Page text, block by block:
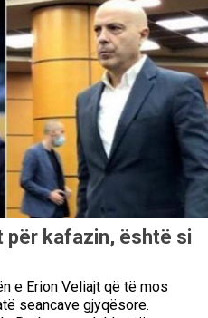
për kafazin, është si
e Erion Veliajt që të mos
seancave gjyqësore.